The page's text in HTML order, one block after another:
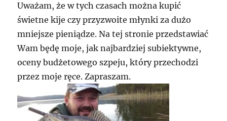
Uważam, że w tych czasach można kupić
świetne kije czy przyzwoite młynki za dużo
mniejsze pieniądze. Na tej stronie przedstawiać
Wam będę moje, jak najbardziej subiektywne,
oceny budżetowego szpeju, który przechodzi
przez moje ręce. Zapraszam.